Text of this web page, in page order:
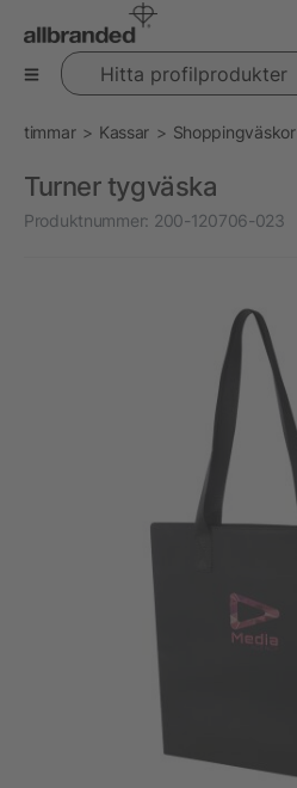
Hitta profilprodukter
timmar Kassar Shoppingväskor
Turner tygväska
Produktnummer: 200-120706-023